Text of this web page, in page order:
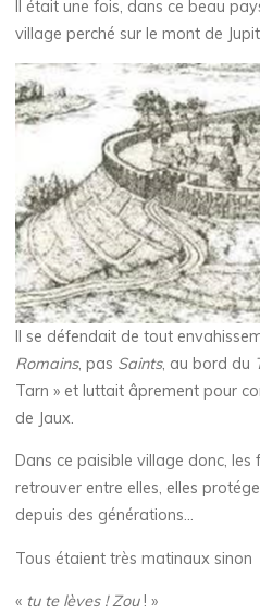
Il était une fois, dans ce beau
village perché sur le mont de
Il se défendait de tout
Romains, pas Saints, au bord du
Tarn » et luttait âprement pour
de Jaux.
Dans ce paisible village donc,
retrouver entre elles, elles
depuis des générations…
Tous étaient très matinaux sinon
« tu te lèves ! Zou! »